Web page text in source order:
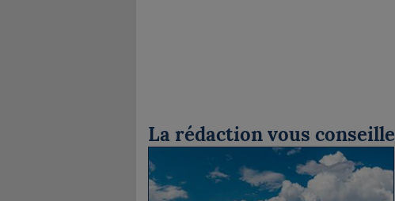
La rédaction vous conseille